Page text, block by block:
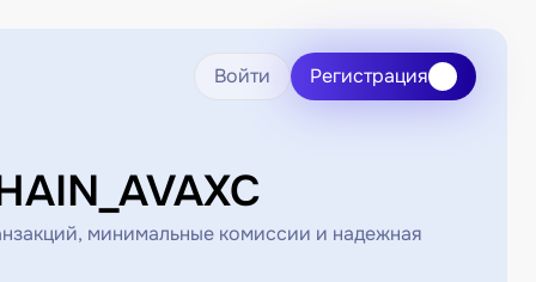
Войти Регистрация
минимальные комиссии и надежная